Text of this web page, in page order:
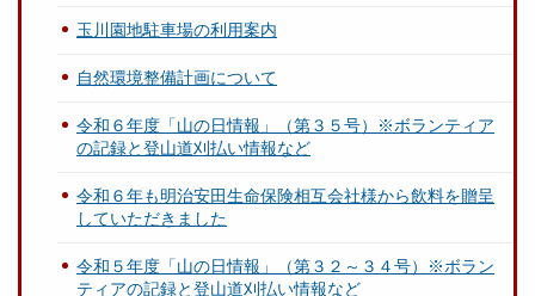
玉川園地駐車場の利用案内
自然環境整備計画について
令和６年度「山の日情報」（第３５号）※ボランティア
の記録と登山道刈払い情報など
令和６年も明治安田生命保険相互会社様から飲料を贈呈
していただきました
令和５年度「山の日情報」（第３２～３４号）※ボラン
ティアの記録と登山道刈払い情報など